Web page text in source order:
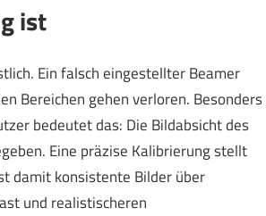
ist
Ein falsch eingestellter Beamer
Bereichen gehen verloren. Besonders
bedeutet das: Die Bildabsicht des
Eine präzise Kalibrierung stellt
damit konsistente Bilder über
und realistischeren